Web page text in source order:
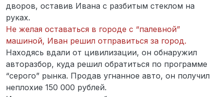
дворов, оставив Ивана с разбитым стеклом на
руках.
Не желая оставаться в городе с “палевной”
машиной, Иван решил отправиться за город.
Находясь вдали от цивилизации, он обнаружил
авторазбор, куда решил обратиться по программе
“серого” рынка. Продав угнанное авто, он получил
неплохие 150 000 рублей.